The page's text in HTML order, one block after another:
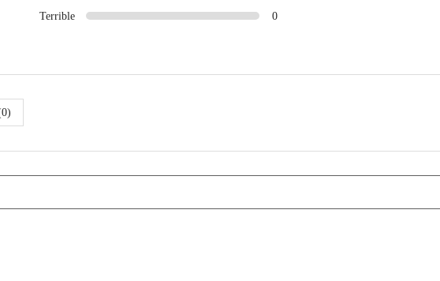
Terrible 0